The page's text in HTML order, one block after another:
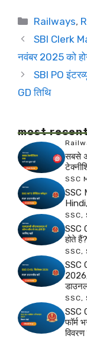
Categories
Railways,
SBI Clerk
नवंबर 2025 को
SBI PO
GD तिथि
most
सबसे
SSC
SSC
SSC,
SSC
होते
SSC,
SSC
SSC,
SSC
फॉर्म